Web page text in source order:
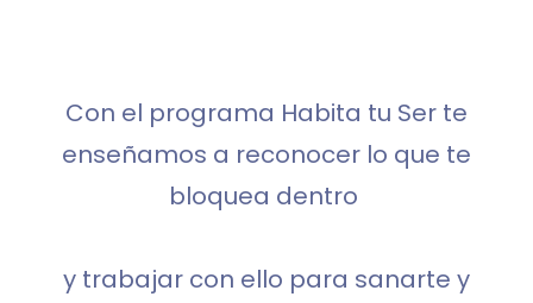
Con el programa Habita tu Ser te
enseñamos a reconocer lo que te
bloquea dentro
y trabajar con ello para sanarte y